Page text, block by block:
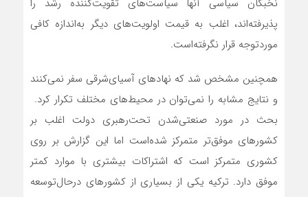
نخبگان سیاسی آنها سیاست‌های تقویت‌‌‌‌‌‌کننده رشد را
پذیرفته‌‌‌‌‌‌اند، اغلب به قیمت اولویت‌های دیگر به‌‌‌‌‌‌اندازه کافی
مورد‌توجه قرار نگرفته‌است.
همچنین مشخص شد که نهادهای آسیای‌شرقی سفر نمی‌کنند
و نتایج مشابه را نمی‌توان در محیط‌های مختلف تکرار کرد.
بحث در مورد صنعتی‌شدن تحت‌رهبری دولت اغلب بر
کشورهای موفق‌تر متمرکز شده‌است اما این گزارش بر روی
کشوری متمرکز است که اشتراکات بیشتری با موارد کمتر
موفق دارد. ترکیه یکی از بسیاری از کشورهای درحال‌توسعه